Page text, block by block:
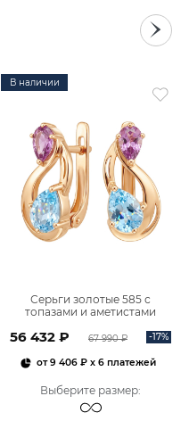
В наличии
Серьги золотые 585 с
топазами и аметистами
56 432 ₽ 67 990 ₽ -17%
от9 406 ₽x 6 платежей
Выберите размер: